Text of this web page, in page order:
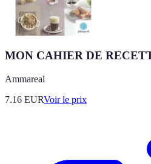
MON CAHIER DE
Ammareal
7.16 EURVoir le prix